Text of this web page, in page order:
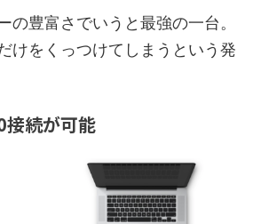
の豊富さでいうと最強の一台。
けをくっつけてしまうという発
続が可能